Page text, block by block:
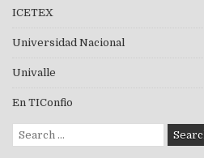
ICETEX
Universidad Nacional
Univalle
En TIConfio
Search
for: